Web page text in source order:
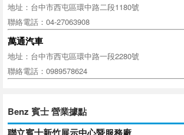
地址：台中市西屯區環中路二段1180號
聯絡電話：04-27063908
萬通汽車
地址：台中市西屯區環中路一段2280號
聯絡電話：0989578624
Benz 賓士 營業據點